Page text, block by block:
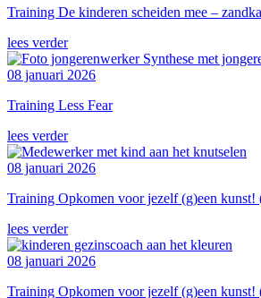
Training De kinderen scheiden mee –
lees verder
08 januari 2026
Training Less Fear
lees verder
08 januari 2026
Training Opkomen voor jezelf (g)een kunst!
lees verder
08 januari 2026
Training Opkomen voor jezelf (g)een kunst!